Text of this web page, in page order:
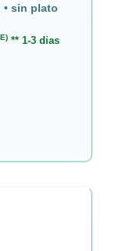
• sin plato
** 1-3 dias